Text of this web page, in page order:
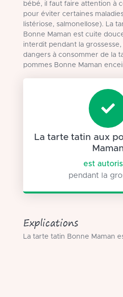
bébé, il faut faire attention à
pour éviter certaines
listériose, salmonellose). La
Bonne Maman est cuite
interdit pendant la
dangers à consommer de la
pommes Bonne Maman
La tarte tatin aux
est
pendant la
Explications
La tarte tatin Bonne Maman